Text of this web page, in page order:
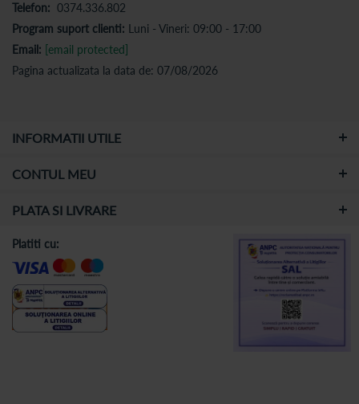
Telefon: 0374.336.802
Program suport clienti: Luni - Vineri: 09:00 - 17:00
Email: [email protected]
Pagina actualizata la data de: 07/08/2026
INFORMATII UTILE
CONTUL MEU
PLATA SI LIVRARE
Platiti cu: